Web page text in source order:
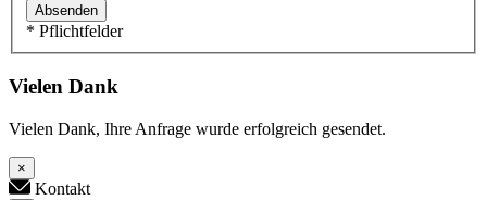
Absenden
* Pflichtfelder
Vielen Dank
Vielen Dank, Ihre Anfrage wurde erfolgreich gesendet.
×
Kontakt